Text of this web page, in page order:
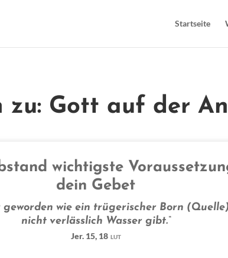
Startseite
zu: Gott auf der
wichtigste
dein Gebet
geworden wie ein trügerischer Born
nicht verlässlich Wasser gibt.“
Jer. 15, 18 LUT